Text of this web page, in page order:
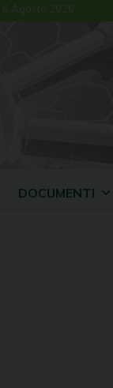
6 Agosto 2026
DOCUMENTI